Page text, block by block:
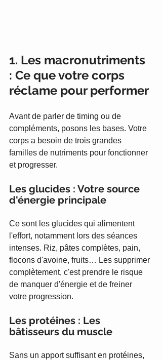
1. Les macronutriments
: Ce que votre corps
réclame pour performer
Avant de parler de timing ou de
compléments, posons les bases. Votre
corps a besoin de trois grandes
familles de nutriments pour fonctionner
et progresser.
Les glucides : Votre source
d'énergie principale
Ce sont les glucides qui alimentent
l'effort, notamment lors des séances
intenses. Riz, pâtes complètes, pain,
flocons d'avoine, fruits… Les supprimer
complètement, c'est prendre le risque
de manquer d'énergie et de freiner
votre progression.
Les protéines : Les
bâtisseurs du muscle
Sans un apport suffisant en protéines,